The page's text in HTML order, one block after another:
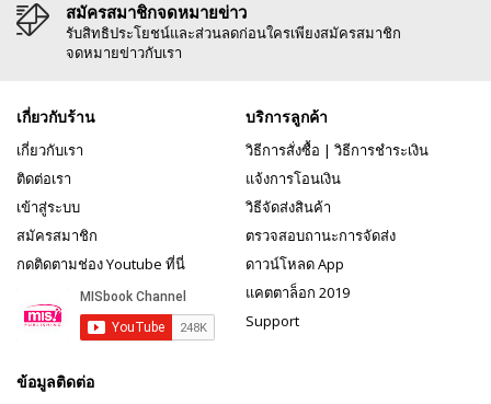
สมัครสมาชิกจดหมายข่าว
รับสิทธิประโยชน์และส่วนลดก่อนใครเพียงสมัครสมาชิก
จดหมายข่าวกับเรา
เกี่ยวกับร้าน
เกี่ยวกับเรา
ติดต่อเรา
เข้าสู่ระบบ
สมัครสมาชิก
กดติดตามช่อง Youtube ที่นี่
บริการลูกค้า
วิธีการสั่งซื้อ | วิธีการชำระเงิน
แจ้งการโอนเงิน
วิธีจัดส่งสินค้า
ตรวจสอบถานะการจัดส่ง
ดาวน์โหลด App
แคตตาล็อก 2019
Support
ข้อมูลติดต่อ